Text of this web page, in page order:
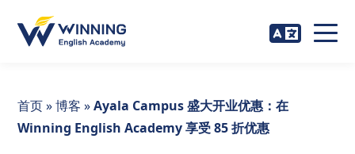
首页»博客 »Ayala Campus 盛大开业优惠：在
Winning English Academy 享受 85 折优惠